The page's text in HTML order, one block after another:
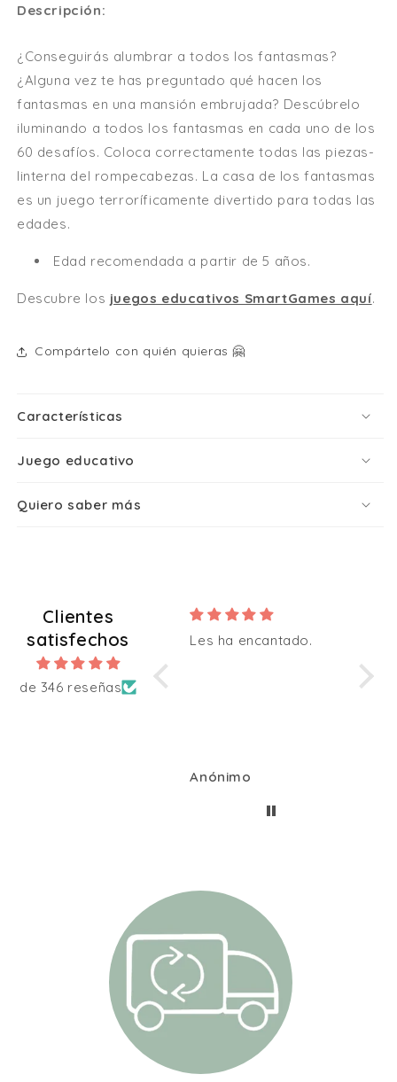
Descripción:
¿Conseguirás alumbrar a todos los fantasmas?
¿Alguna vez te has preguntado qué hacen los
fantasmas en una mansión embrujada? Descúbrelo
iluminando a todos los fantasmas en cada uno de los
60 desafíos. Coloca correctamente todas las piezas-
linterna del rompecabezas. La casa de los fantasmas
es un juego terroríficamente divertido para todas las
edades.
Edad recomendada a partir de 5 años.
Descubre los juegos educativos SmartGames aquí.
Compártelo con quién quieras 🤗
Características
Juego educativo
Quiero saber más
Clientes
satisfechos
de 346 reseñas
Les ha encantado.
Anónimo
primera compra!
¡Únete a la familia Mamut!
Solamente te enviaremos ofertas para tí,
consejos para tus hijos, preventas y
lanzamientos especiales. 🤗
Nombre
¡Me apunto!
Al enviar aceptas nuestra